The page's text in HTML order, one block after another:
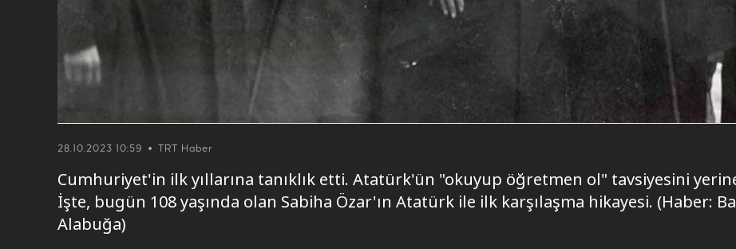
28.10.2023 10:59 TRT Haber
Cumhuriyet'in ilk yıllarına tanıklık etti. Atatürk'ün "okuyup öğretmen ol" tavsiyesini
İşte, bugün 108 yaşında olan Sabiha Özar'ın Atatürk ile ilk karşılaşma hikayesi. (Haber:
Alabuğa)